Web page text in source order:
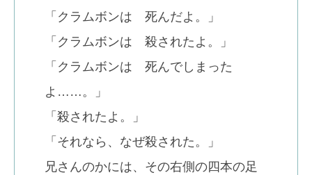
「クラムボンは 死んだよ。」
「クラムボンは 殺されたよ。」
「クラムボンは 死んでしまった
よ……。」
「殺されたよ。」
「それなら、なぜ殺された。」
兄さんのかには、その右側の四本の足